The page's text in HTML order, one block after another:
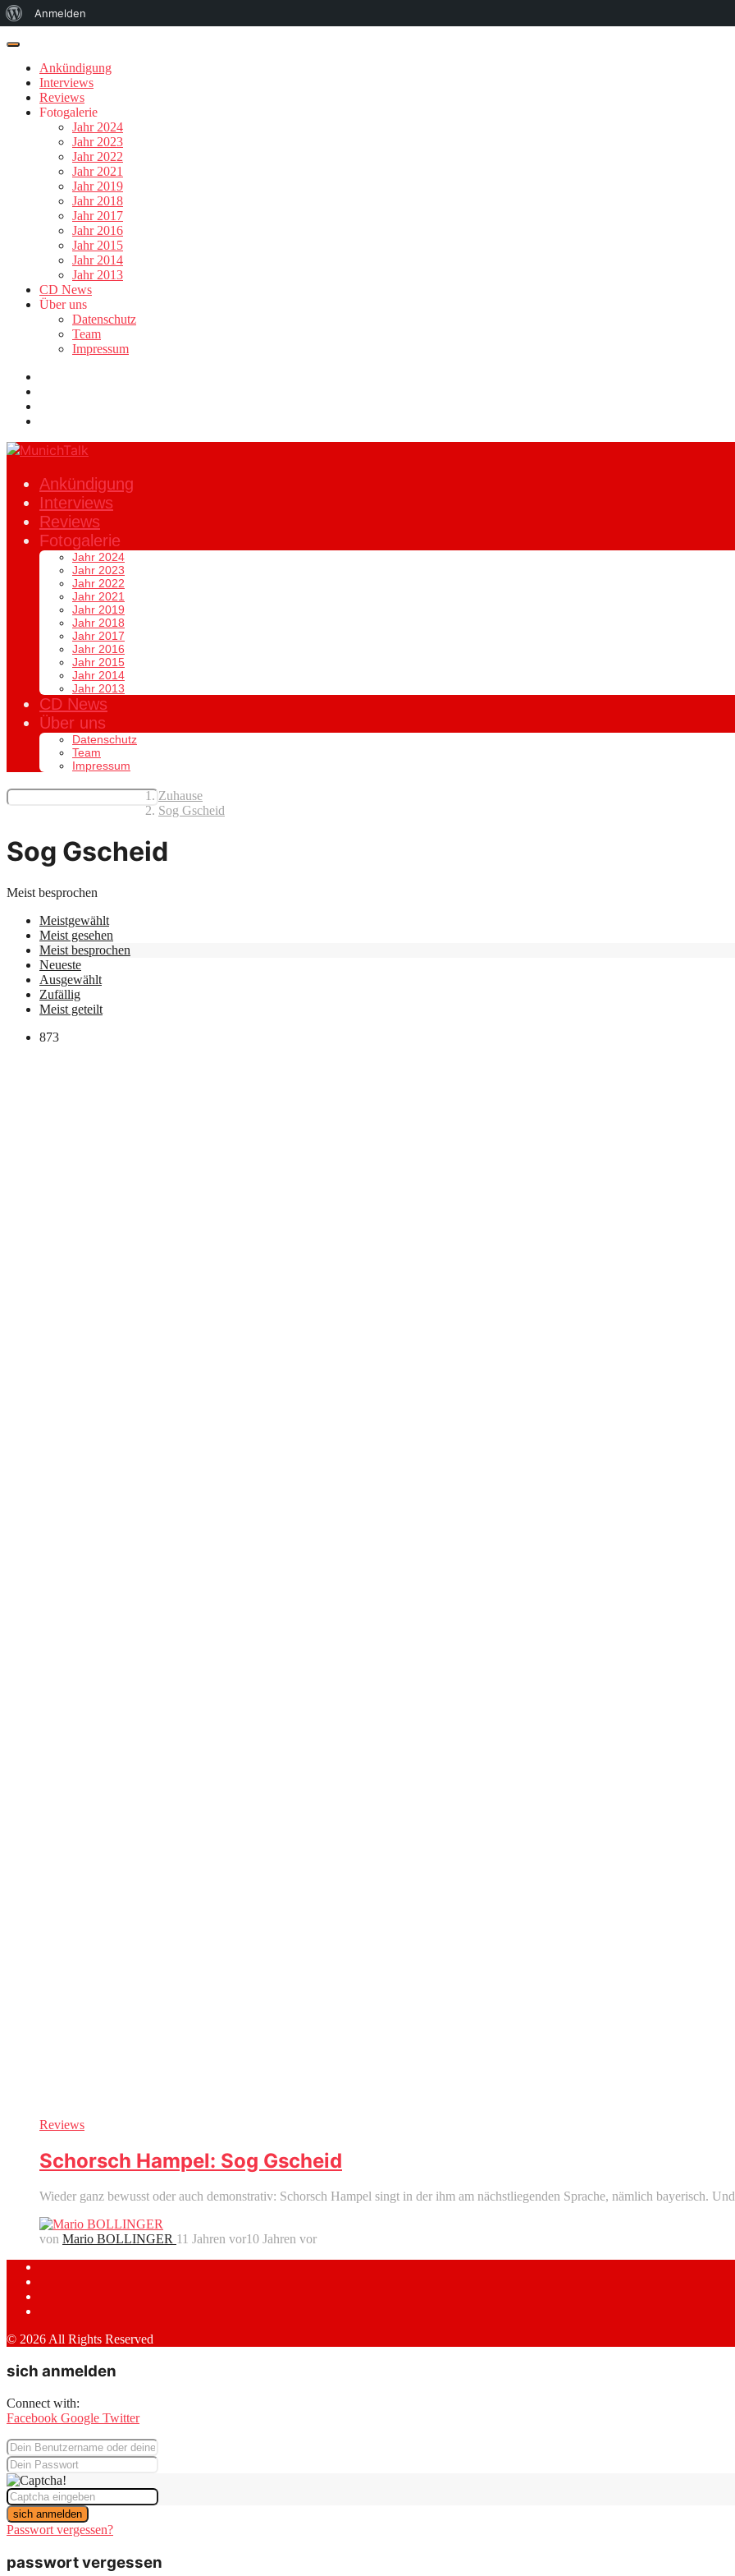
Über
Anmelden
Ankündigung
Interviews
Reviews
Fotogalerie
Jahr 2024
Jahr 2023
Jahr 2022
Jahr 2021
Jahr 2019
Jahr 2018
Jahr 2017
Jahr 2016
Jahr 2015
Jahr 2014
Jahr 2013
CD News
Über uns
Datenschutz
Team
Impressum
Ankündigung
Interviews
Reviews
Fotogalerie
Jahr 2024
Jahr 2023
Jahr 2022
Jahr 2021
Jahr 2019
Jahr 2018
Jahr 2017
Jahr 2016
Jahr 2015
Jahr 2014
Jahr 2013
CD News
Über uns
Datenschutz
Team
Impressum
Zuhause
Sog Gscheid
Sog Gscheid
Meist besprochen
Meistgewählt
Meist gesehen
Meist besprochen
Neueste
Ausgewählt
Zufällig
Meist geteilt
873
Reviews
Schorsch Hampel: Sog Gscheid
Wieder ganz bewusst oder auch demonstrativ: Schorsch Hampel singt in der ihm am nächstliegenden Sprache, nämlich bayerisch.
von Mario BOLLINGER 11 Jahren vor10 Jahren vor
© 2026 All Rights Reserved
sich anmelden
Connect with:
Facebook Google Twitter
sich anmelden
Passwort vergessen?
passwort vergessen